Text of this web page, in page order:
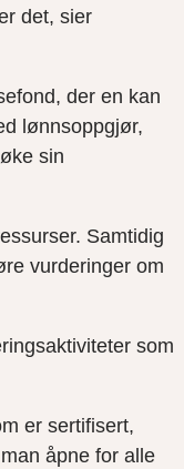
det, sier
der en kan
lønnsoppgjør,
sin
Samtidig
vurderinger om
som
er sertifisert,
åpne for alle